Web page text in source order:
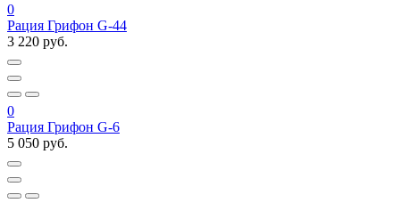
0
Рация Грифон G-44
3 220 руб.
0
Рация Грифон G-6
5 050 руб.